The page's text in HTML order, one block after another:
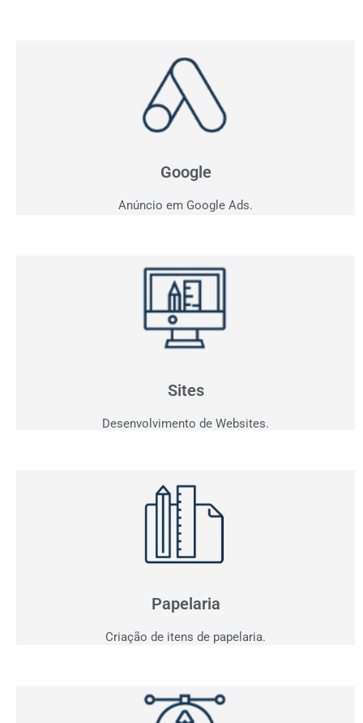
Google
Anúncio em Google Ads.
Anúncio em Google
Como ficar entre os três primeiros do Google?
Sites
Desenvolvimento de Websites.
Quer vender pela internet? Desenvolvemos sites
Papelaria
Criação de itens de papelaria.
Não basta ser bom. Precisa mostrar que é!